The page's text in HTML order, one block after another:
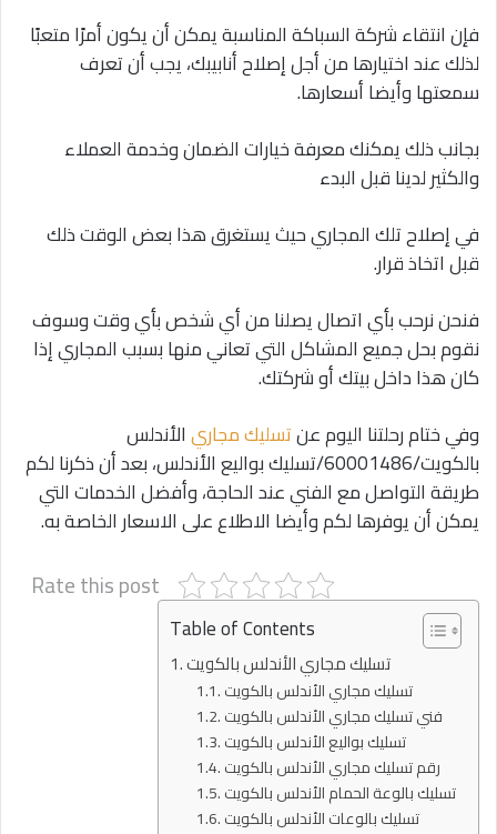
فإن انتقاء شركة السباكة المناسبة يمكن أن يكون أمرًا متعبًا
لذلك عند اختيارها من أجل إصلاح أنابيبك، يجب أن تعرف
سمعتها وأيضا أسعارها.
بجانب ذلك يمكنك معرفة خيارات الضمان وخدمة العملاء
والكثير لدينا قبل البدء
في إصلاح تلك المجاري حيث يستغرق هذا بعض الوقت ذلك
قبل اتخاذ قرار.
فنحن نرحب بأي اتصال يصلنا من أي شخص بأي وقت وسوف
نقوم بحل جميع المشاكل التي تعاني منها بسبب المجاري إذا
كان هذا داخل بيتك أو شركتك.
وفي ختام رحلتنا اليوم عنتسليك مجاريالأندلس
بالكويت/60001486/تسليك بواليع الأندلس، بعد أن ذكرنا لكم
طريقة التواصل مع الفني عند الحاجة، وأفضل الخدمات التي
يمكن أن يوفرها لكم وأيضا الاطلاع على الاسعار الخاصة به.
Rate this post
Table of Contents
تسليك مجاري الأندلس بالكويت
تسليك مجاري الأندلس بالكويت
تسليك بواليع الأندلس بالكويت
رقم تسليك مجاري الأندلس بالكويت
تسليك بالوعة الحمام الأندلس بالكويت
تسليك بالوعات الأندلس بالكويت